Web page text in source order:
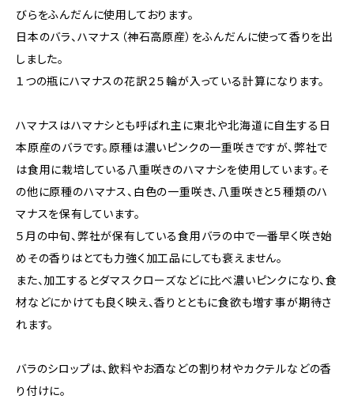
びらをふんだんに使用しております。
日本のバラ、ハマナス（神石高原産）をふんだんに使って香りを出
しました。
１つの瓶にハマナスの花訳２５輪が入っている計算になります。
ハマナスはハマナシとも呼ばれ主に東北や北海道に自生する日
本原産のバラです。原種は濃いピンクの一重咲きですが、弊社で
は食用に栽培している八重咲きのハマナシを使用しています。そ
の他に原種のハマナス、白色の一重咲き、八重咲きと５種類のハ
マナスを保有しています。
５月の中旬、弊社が保有している食用バラの中で一番早く咲き始
めその香りはとても力強く加工品にしても衰えません。
また、加工するとダマスクローズなどに比べ濃いピンクになり、食
材などにかけても良く映え、香りとともに食欲も増す事が期待さ
れます。
バラのシロップは、飲料やお酒などの割り材やカクテルなどの香
り付けに。